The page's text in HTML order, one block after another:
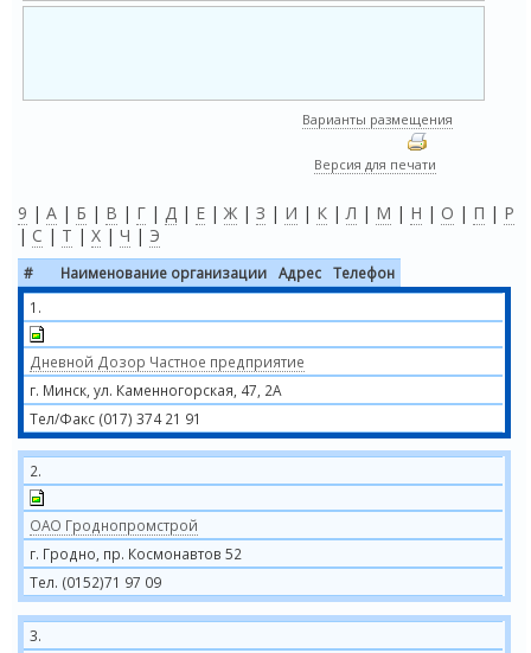
Варианты размещения
Версия для печати
9 | А | Б | В | Г | Д | Е | Ж | З | И | К |Л | М | Н | О | П | Р
| С | Т | Х | Ч | Э
# Наименование организации Адрес
Телефон
1.
Дневной Дозор Частное предприятие
г. Минск, ул. Каменногорская, 47, 2A
Тел/Факс (017) 374 21 91
2.
ОАО Гроднопромстрой
г. Гродно, пр. Космонавтов 52
Тел. (0152)71 97 09
3.